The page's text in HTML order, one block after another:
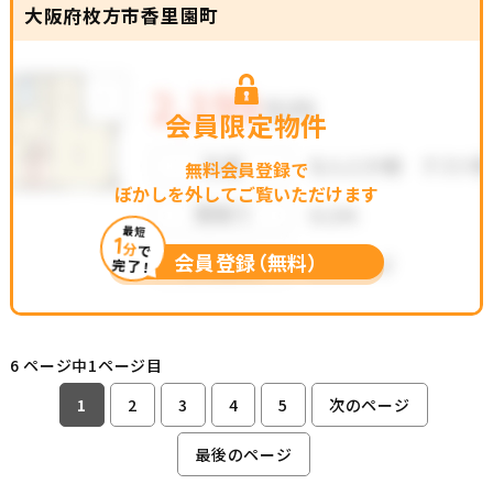
大阪府枚方市香里園町
会員限定物件
無料会員登録で
ぼかしを外してご覧いただけます
最短
1分で
完了！ 会員登録（無料）
6 ページ中1ページ目
1
2 3 4 5 次のページ
最後のページ